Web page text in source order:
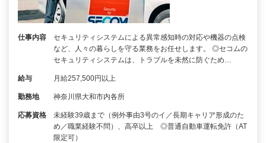
仕事内容
セキュリティシステムによる異常感知時の対応や機器の点検
など、人々の暮らしを守る業務をお任せします。 ◎セコムの
セキュリティシステムは、トラブルを未然に防ぐため…
給与 月給257,500円以上
勤務地 神奈川県大和市内各所
応募資格
未経験39歳まで（例外事由3号のイ／長期キャリア形成のた
め／職業経験不問）、高卒以上 ◎普通自動車運転免許（AT
限定可）